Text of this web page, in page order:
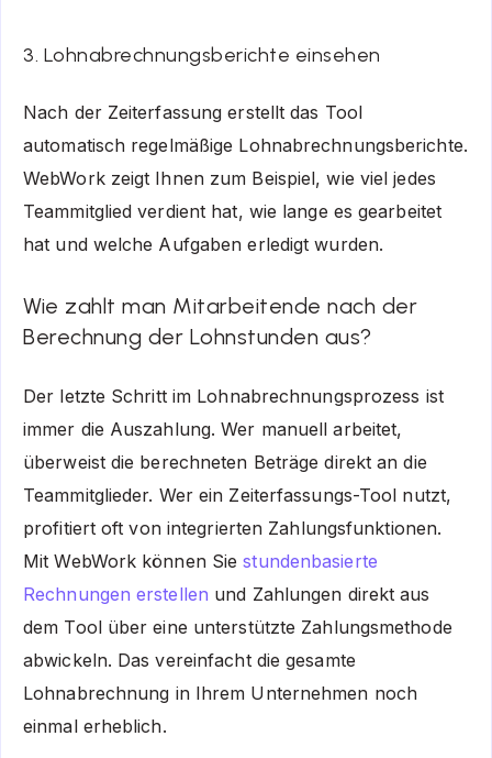
3. Lohnabrechnungsberichte einsehen
Nach der Zeiterfassung erstellt das Tool
automatisch regelmäßige Lohnabrechnungsberichte.
WebWork zeigt Ihnen zum Beispiel, wie viel jedes
Teammitglied verdient hat, wie lange es gearbeitet
hat und welche Aufgaben erledigt wurden.
Wie zahlt man Mitarbeitende nach der
Berechnung der Lohnstunden aus?
Der letzte Schritt im Lohnabrechnungsprozess ist
immer die Auszahlung. Wer manuell arbeitet,
überweist die berechneten Beträge direkt an die
Teammitglieder. Wer ein Zeiterfassungs-Tool nutzt,
profitiert oft von integrierten Zahlungsfunktionen.
Mit WebWork können Siestundenbasierte
Rechnungen erstellen und Zahlungen direkt aus
dem Tool über eine unterstützte Zahlungsmethode
abwickeln. Das vereinfacht die gesamte
Lohnabrechnung in Ihrem Unternehmen noch
einmal erheblich.